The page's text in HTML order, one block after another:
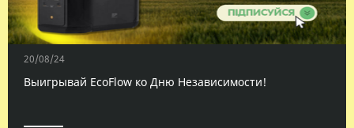
20/08/24
Выигрывай EcoFlow ко Дню Независимости!